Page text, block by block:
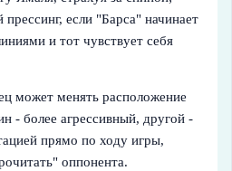
прессинг, если "Барса" начинает
и тот чувствует себя
может менять расположение
- более агрессивный, другой -
прямо по ходу игры,
оппонента.